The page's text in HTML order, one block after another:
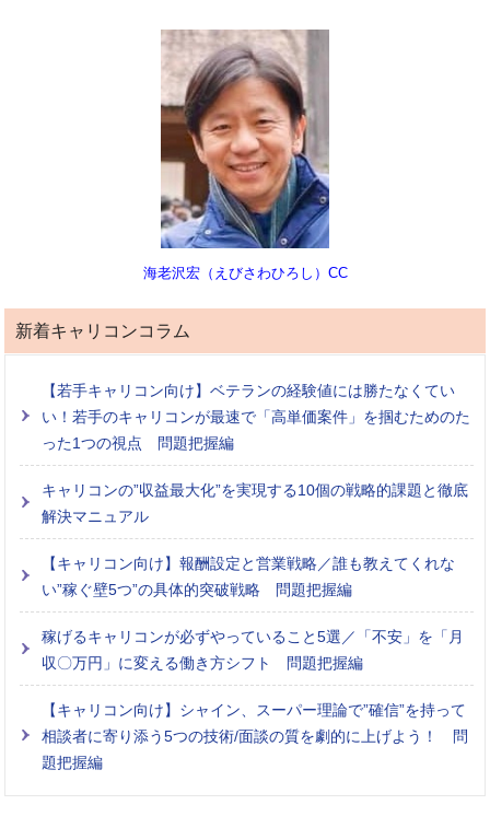
海老沢宏（えびさわひろし）CC
新着キャリコンコラム
【若手キャリコン向け】ベテランの経験値には勝たなくてい
い！若手のキャリコンが最速で「高単価案件」を掴むためのた
った1つの視点 問題把握編
キャリコンの”収益最大化”を実現する10個の戦略的課題と徹底
解決マニュアル
【キャリコン向け】報酬設定と営業戦略／誰も教えてくれな
い”稼ぐ壁5つ”の具体的突破戦略 問題把握編
稼げるキャリコンが必ずやっていること5選／「不安」を「月
収〇万円」に変える働き方シフト 問題把握編
【キャリコン向け】シャイン、スーパー理論で”確信”を持って
相談者に寄り添う5つの技術/面談の質を劇的に上げよう！ 問
題把握編